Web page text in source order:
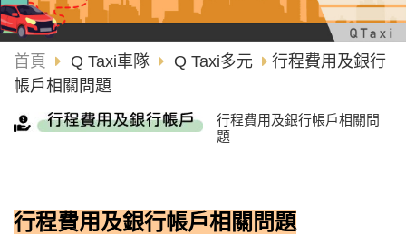
首頁 Q Taxi車隊 Q Taxi多元
行程費用及銀行
帳戶相關問題
行程費用及銀行帳戶相關問
題
行程費用及銀行帳戶相關問題